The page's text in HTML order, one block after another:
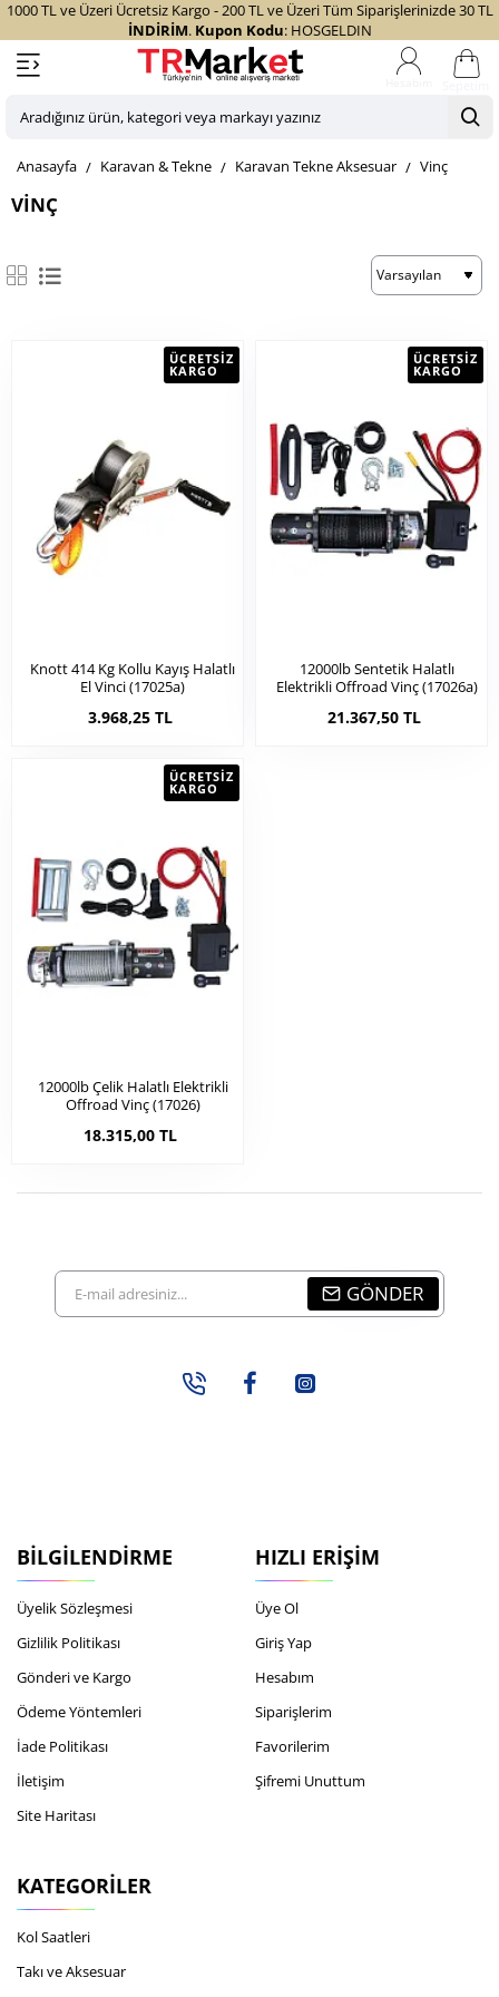
1000 TL ve Üzeri Ücretsiz Kargo - 200 TL ve Üzeri Tüm Siparişlerinizde 30 TL
İNDİRİM. Kupon Kodu: HOSGELDIN
Aradığınız
kategori
veya
VINÇ
homeKaravan & Tekne Karavan Tekne Aksesuar Vinç
ÜCRETSIZ
KARGO
Knott 414 Kg Kollu Kayış Halatlı
El Vinci (17025a)
3.968,25 TL
ÜCRETSIZ
KARGO
12000lb Sentetik Halatlı
Elektrikli Offroad Vinç (17026a)
21.367,50 TL
ÜCRETSIZ
KARGO
12000lb Çelik Halatlı Elektrikli
Offroad Vinç (17026)
18.315,00 TL
E-
mail
GÖNDER
BILGILENDIRME
Üyelik Sözleşmesi
Gizlilik Politikası
Gönderi ve Kargo
Ödeme Yöntemleri
İade Politikası
İletişim
Site Haritası
HIZLI ERIŞIM
Üye Ol
Giriş Yap
Hesabım
Siparişlerim
Favorilerim
Şifremi Unuttum
KATEGORILER
Kol Saatleri
Takı ve Aksesuar